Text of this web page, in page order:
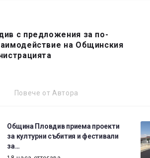
с предложения за по-
на Общинския
Повече от Автора
Община Пловдив приема проекти
за културни събития и фестивали
за…